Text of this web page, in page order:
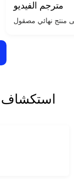
قم بتحويل أي رسالة نصية إلى مقطع فيديو مذهل تم إنشاؤه بواسطة الذكاء الاصطناعي في ثوانٍ، دون الحاجة إلى كاميرا أو مهارات تحرير، ما عليك سوى وصف رؤيتك.
مترجم
استكشاف